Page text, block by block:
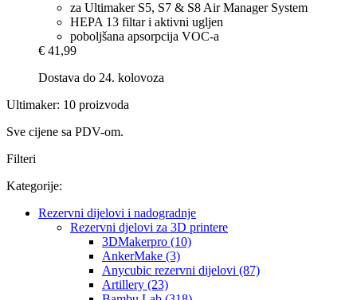
za Ultimaker S5, S7 & S8 Air Manager System
HEPA 13 filtar i aktivni ugljen
poboljšana apsorpcija VOC-a
€ 41,99
Dostava do 24. kolovoza
Ultimaker: 10 proizvoda
Sve cijene sa PDV-om.
Filteri
Kategorije:
Rezervni dijelovi i nadogradnje
Rezervni djelovi za 3D printere
3DMakerpro (10)
AnkerMake (3)
Anycubic rezervni dijelovi (87)
Artillery (23)